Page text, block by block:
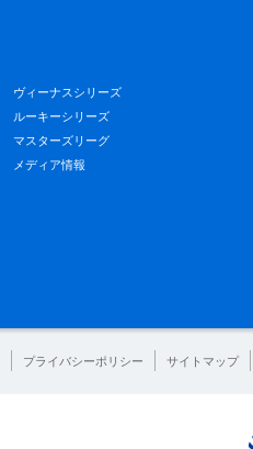
ヴィーナスシリーズ
ルーキーシリーズ
マスターズリーグ
メディア情報
プライバシーポリシー サイトマップ